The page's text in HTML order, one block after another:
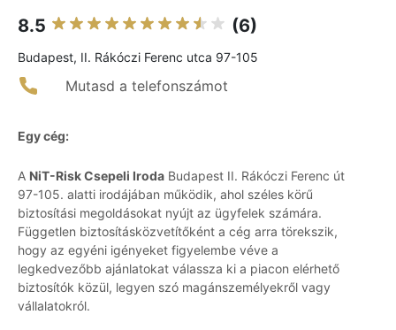
8.5 (6)
Budapest, II. Rákóczi Ferenc utca 97-105
Mutasd a telefonszámot
Egy cég:
A NiT-Risk Csepeli Iroda Budapest II. Rákóczi Ferenc út
97-105. alatti irodájában működik, ahol széles körű
biztosítási megoldásokat nyújt az ügyfelek számára.
Független biztosításközvetítőként a cég arra törekszik,
hogy az egyéni igényeket figyelembe véve a
legkedvezőbb ajánlatokat válassza ki a piacon elérhető
biztosítók közül, legyen szó magánszemélyekről vagy
vállalatokról.